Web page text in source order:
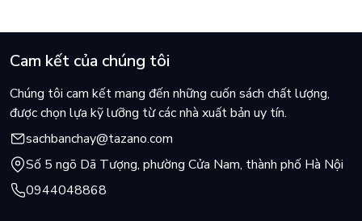
Cam kết của chúng tôi
Chúng tôi cam kết mang đến những cuốn sách chất lượng,
được chọn lựa kỹ lưỡng từ các nhà xuất bản uy tín.
sachbanchay@tazano.com
Số 5 ngõ Dã Tượng, phường Cửa Nam, thành phố Hà Nội
0944048868